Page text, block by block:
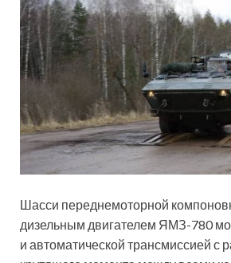
Шасси переднемоторной
дизельным двигателем ЯМЗ-780
и автоматической трансмиссией с